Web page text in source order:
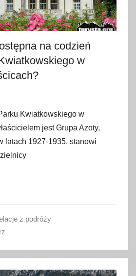
na codzień
w
Kwiatkowskiego w
jest Grupa Azoty,
latach 1927-1935, stanowi
z podróży